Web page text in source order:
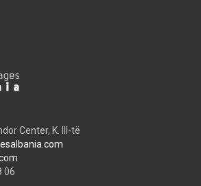
Center, K. III-të
06